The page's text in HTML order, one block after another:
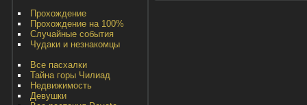
Прохождение
Прохождение на 100%
Случайные события
Чудаки и незнакомцы
Все пасхалки
Тайна горы Чилиад
Недвижимость
Девушки